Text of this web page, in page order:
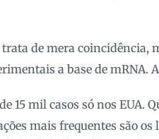
de mera coincidência,
a base de mRNA.
mil casos só nos EUA.
mais frequentes são